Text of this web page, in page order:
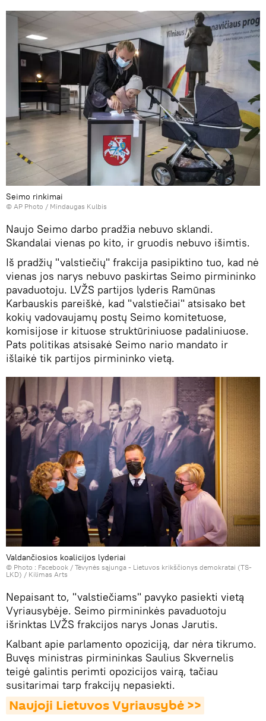
Seimo rinkimai
© AP Photo / Mindaugas Kulbis
Naujo Seimo darbo pradžia nebuvo sklandi.
Skandalai vienas po kito, ir gruodis nebuvo išimtis.
Iš pradžių "valstiečių" frakcija pasipiktino tuo, kad nė
vienas jos narys nebuvo paskirtas Seimo pirmininko
pavaduotoju. LVŽS partijos lyderis Ramūnas
Karbauskis pareiškė, kad "valstiečiai" atsisako bet
kokių vadovaujamų postų Seimo komitetuose,
komisijose ir kituose struktūriniuose padaliniuose.
Pats politikas atsisakė Seimo nario mandato ir
išlaikė tik partijos pirmininko vietą.
Valdančiosios koalicijos lyderiai
© Photo : Facebook / Tėvynės sąjunga - Lietuvos krikščionys demokratai (TS-
LKD) / Kilimas Arts
Nepaisant to, "valstiečiams" pavyko pasiekti vietą
Vyriausybėje. Seimo pirmininkės pavaduotoju
išrinktas LVŽS frakcijos narys Jonas Jarutis.
Kalbant apie parlamento opoziciją, dar nėra tikrumo.
Buvęs ministras pirmininkas Saulius Skvernelis
teigė galintis perimti opozicijos vairą, tačiau
susitarimai tarp frakcijų nepasiekti.
Naujoji Lietuvos Vyriausybė >>